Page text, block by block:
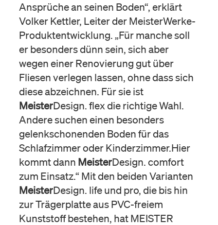
Ansprüche an seinen Boden“, erklärt
Volker Kettler, Leiter der MeisterWerke-
Produktentwicklung. „Für manche soll
er besonders dünn sein, sich aber
wegen einer Renovierung gut über
Fliesen verlegen lassen, ohne dass sich
diese abzeichnen. Für sie ist
MeisterDesign. flex die richtige Wahl.
Andere suchen einen besonders
gelenkschonenden Boden für das
Schlafzimmer oder Kinderzimmer.Hier
kommt dann MeisterDesign. comfort
zum Einsatz.“ Mit den beiden Varianten
MeisterDesign. life und pro, die bis hin
zur Trägerplatte aus PVC-freiem
Kunststoff bestehen, hat MEISTER